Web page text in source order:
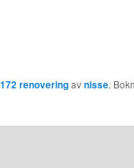
renoveringavnisse.